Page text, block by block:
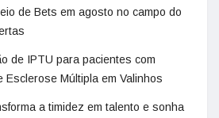
de Bets em agosto no campo do
de IPTU para pacientes com
Esclerose Múltipla em Valinhos
a timidez em talento e sonha